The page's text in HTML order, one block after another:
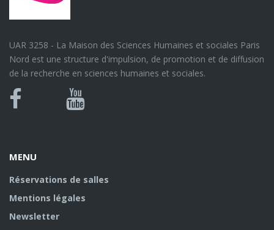
UAR 3258 - La Maison des Sciences Humaines et sociales Paris
Nord est une structure d'impulsion, de promotion et de diffusion
de la recherche en sciences humaines et sociales.
Bluesky
Canal
MENU
Réservations de salles
Mentions légales
Newsletter